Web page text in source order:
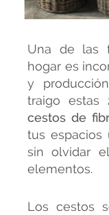
Una de las
hogar es
y
traigo estas
cestos de
tus espacios
sin olvidar
elementos.
Los cestos